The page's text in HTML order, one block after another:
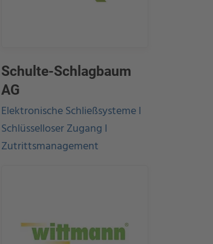
Schulte-Schlagbaum
AG
Elektronische Schließsysteme I
Schlüsselloser Zugang I
Zutrittsmanagement